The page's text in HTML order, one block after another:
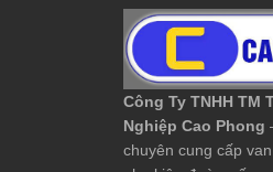
Công Ty TNHH TM
Nghiệp Cao Phong
chuyên cung cấp